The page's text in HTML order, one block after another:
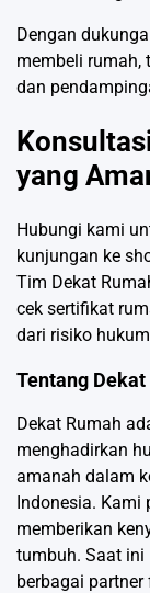
Dengan
membeli
dan
yang
Hubungi kami
kunjungan ke
Tim Dekat
cek sertifikat
dari risiko
Tentang
Dekat Rumah
menghadirkan
amanah dalam
Indonesia. Kami
memberikan
tumbuh. Saat ini
berbagai